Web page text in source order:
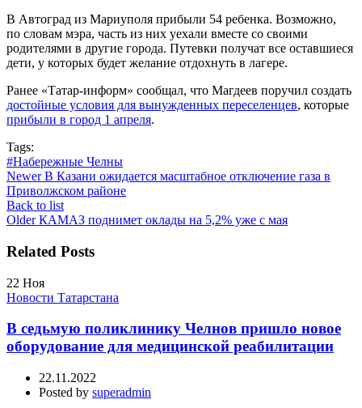
В Автоград из Мариуполя прибыли 54 ребенка. Возможно,
по словам мэра, часть из них уехали вместе со своими
родителями в другие города. Путевки получат все оставшиеся
дети, у которых будет желание отдохнуть в лагере.
Ранее «Татар-информ» сообщал, что Магдеев поручил создать
достойные условия для вынужденных переселенцев, которые
прибыли в город 1 апреля.
Tags:
#Набережные Челны
Newer В Казани ожидается масштабное отключение газа в
Приволжском районе
Back to list
Older КАМАЗ поднимет оклады на 5,2% уже с мая
Related Posts
22 Ноя
Новости Татарстана
В седьмую поликлинику Челнов пришло новое
оборудование для медицинской реабилитации
22.11.2022
Posted by superadmin